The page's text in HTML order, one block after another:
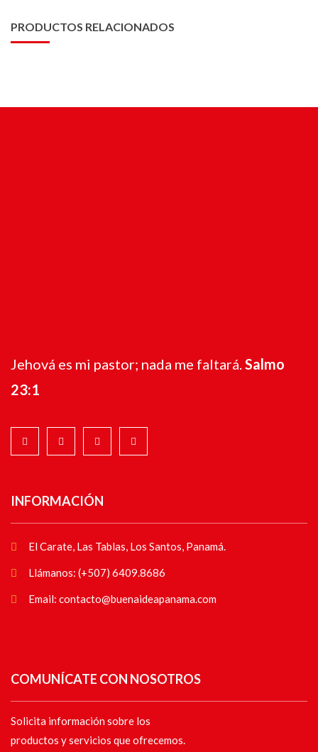
PRODUCTOS RELACIONADOS
Jehová es mi pastor; nada me faltará. Salmo
23:1
INFORMACIÓN
El Carate, Las Tablas, Los Santos, Panamá.
Llámanos: (+507) 6409.8686
Email: contacto@buenaideapanama.com
COMUNÍCATE CON NOSOTROS
Solicita información sobre los
productos y servicios que ofrecemos.